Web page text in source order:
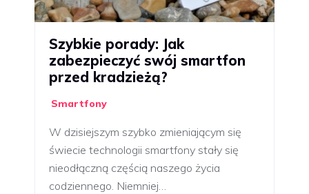
Szybkie porady: Jak
zabezpieczyć swój smartfon
przed kradzieżą?
Smartfony
W dzisiejszym szybko zmieniającym się
świecie technologii smartfony stały się
nieodłączną częścią naszego życia
codziennego. Niemniej…